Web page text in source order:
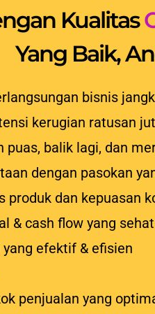
Kualitas
Yang Baik,
bisnis
kerugian ratusan
balik lagi, dan
dengan pasokan
produk dan kepuasan
& cash flow yang sehat
efektif & efisien
penjualan yang